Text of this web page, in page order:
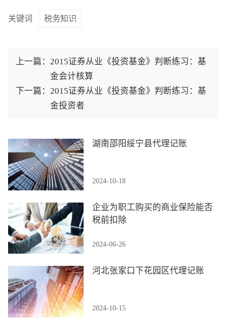
关键词 税务知识
上一篇：2015证券从业《投资基金》判断练习：基
金会计核算
下一篇：2015证券从业《投资基金》判断练习：基
金投资者
湖南邵阳绥宁县代理记账
2024-10-18
企业为职工购买的商业保险能否
税前扣除
2024-06-26
河北张家口下花园区代理记账
2024-10-15